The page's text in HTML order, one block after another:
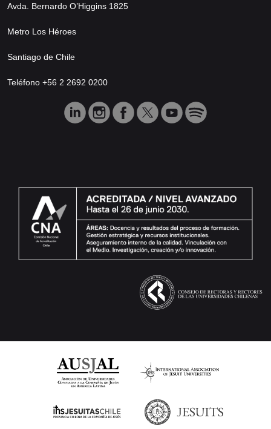
Avda. Bernardo O’Higgins 1825
Metro Los Héroes
Santiago de Chile
Teléfono +56 2 2692 0200